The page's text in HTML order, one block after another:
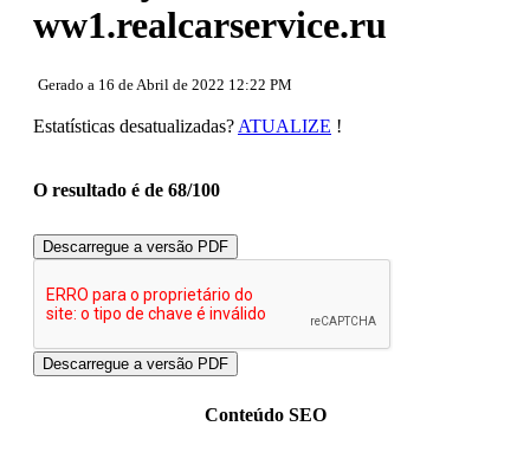
Usabilidade
Documento
PageSpeed Insights
ww1.realcarservice.ru
Gerado a 16 de Abril de 2022 12:22 PM
Estatísticas desatualizadas? ATUALIZE !
O resultado é de 68/100
Descarregue a versão PDF
Conteúdo SEO